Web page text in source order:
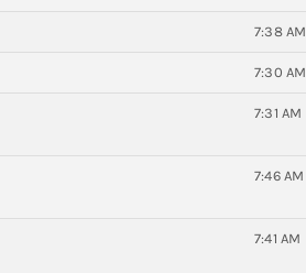
7:38 AM
7:30 AM
7:31 AM
7:46 AM
7:41 AM